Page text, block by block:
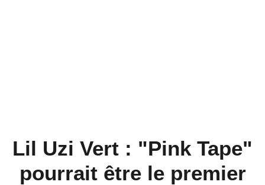
Lil Uzi Vert : "Pink Tape"
pourrait être le premier